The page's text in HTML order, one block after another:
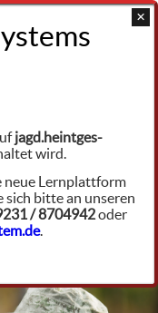
und
JRBW69977
jagd.heintges-
wird.
neue Lernplattform
sich bitte an unseren
/ 8704942oder
.